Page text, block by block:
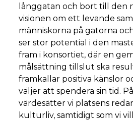
långgatan och bort till den
visionen om ett levande
människorna på gatorna
ser stor potential i den
fram i konsortiet, där en
målsättning tillslut ska
framkallar positiva känslor
väljer att spendera sin tid.
värdesätter vi platsens
kulturliv, samtidigt som vi